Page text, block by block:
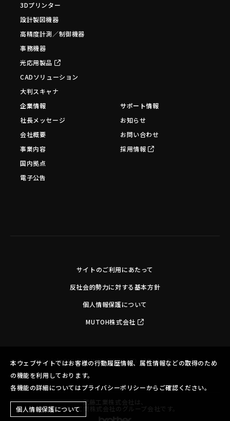
3Dプリンター
設計製図機器
高精度計測／制御機器
事務機器
光応用製品
CADソリューション
大判スキャナ
企業情報
社長メッセージ
会社概要
事業内容
国内拠点
電子公告
サポート情報
お知らせ
お問い合わせ
採用情報
サイトのご利用にあたって
反社会的勢力に対する基本方針
個人情報保護について
MUTOH株式会社
Copyright©MUTOH INDUSTRIES LTD. All Rights Reserved.
本ウェブサイトではお客様の行動履歴情報、属性情報などの取得のため
の機能を利用しております。
各機能の詳細についてはプライバシーポリシーからご確認ください。
個人情報保護について
武藤工業株式会社は、
ブラザー工業株式会社のグループ会社です。